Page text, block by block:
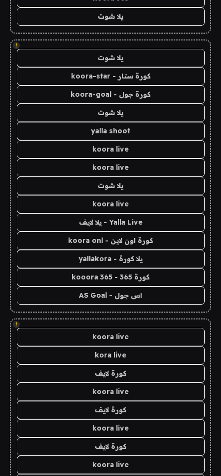
يلا شوت
!
يلا شوت
كورة ستار - koora-star
كورة جول - koora-goal
يلا شوت
yalla shoot
koora live
koora live
يلا شوت
koora live
Yalla Live - يلا لايف
كورة اون لاين - koora onl
يلا كورة - yallakora
كورة 365 - kooora 365
اس جول - AS Goal
!
koora live
kora live
كورة لايف
koora live
كورة لايف
koora live
كورة لايف
koora live